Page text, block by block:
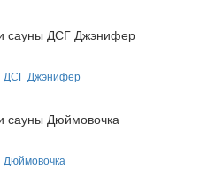
ДСГ Джэнифер
Дюймовочка